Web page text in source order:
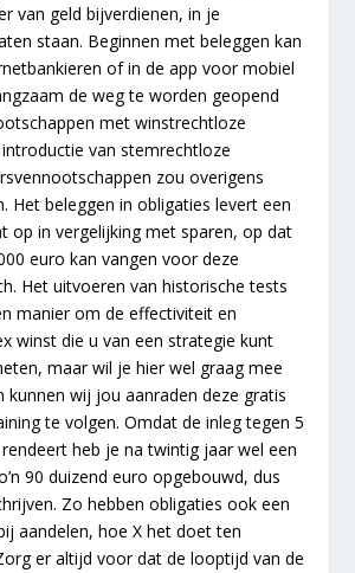
van geld bijverdienen, in je
staan. Beginnen met beleggen kan
of in de app voor mobiel
de weg te worden geopend
met winstrechtloze
van stemrechtloze
zou overigens
Het beleggen in obligaties levert een
op in vergelijking met sparen, op dat
euro kan vangen voor deze
Het uitvoeren van historische tests
manier om de effectiviteit en
winst die u van een strategie kunt
maar wil je hier wel graag mee
kunnen wij jou aanraden deze gratis
te volgen. Omdat de inleg tegen 5
heb je na twintig jaar wel een
90 duizend euro opgebouwd, dus
Zo hebben obligaties ook een
aandelen, hoe X het doet ten
er altijd voor dat de looptijd van de